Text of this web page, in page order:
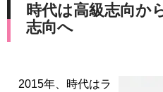
時代は高級志向か
志向へ
2015年、時代はラ